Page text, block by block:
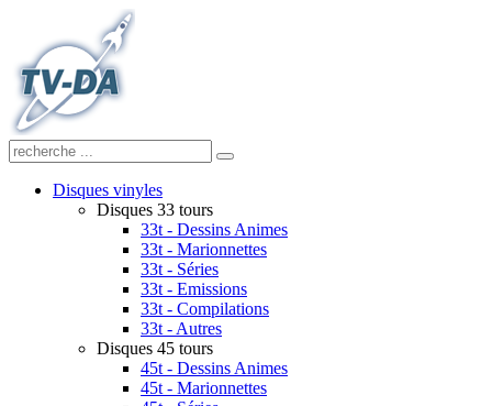
Disques vinyles
Disques 33 tours
33t - Dessins Animes
33t - Marionnettes
33t - Séries
33t - Emissions
33t - Compilations
33t - Autres
Disques 45 tours
45t - Dessins Animes
45t - Marionnettes